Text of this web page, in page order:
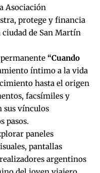
Asociación
protege y financia
ciudad de San Martín
“Cuando
íntimo a la vida
hasta el origen
facsímiles y
sus vínculos
pasos.
paneles
pantallas
argentinos